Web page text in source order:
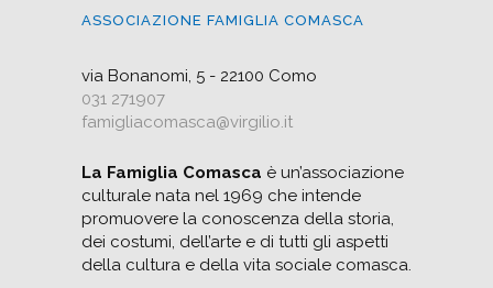
ASSOCIAZIONE FAMIGLIA COMASCA
via Bonanomi, 5 - 22100 Como
031 271907
famigliacomasca@virgilio.it
La Famiglia Comasca è un’associazione
culturale nata nel 1969 che intende
promuovere la conoscenza della storia,
dei costumi, dell’arte e di tutti gli aspetti
della cultura e della vita sociale comasca.